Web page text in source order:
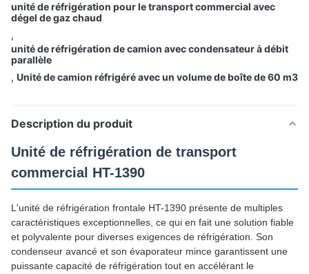
unité de réfrigération pour le transport commercial avec
dégel de gaz chaud
,
unité de réfrigération de camion avec condensateur à débit
parallèle
, Unité de camion réfrigéré avec un volume de boîte de 60 m3
Description du produit
Unité de réfrigération de transport
commercial HT-1390
L'unité de réfrigération frontale HT-1390 présente de multiples
caractéristiques exceptionnelles, ce qui en fait une solution fiable
et polyvalente pour diverses exigences de réfrigération. Son
condenseur avancé et son évaporateur mince garantissent une
puissante capacité de réfrigération tout en accélérant le